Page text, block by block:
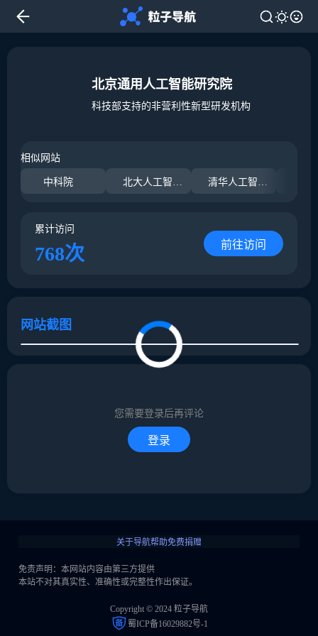
北京通用人工智能研究院
科技部支持的非营利性新型研发机构
相似网站
中科院 北大人工智能研究院 清华人工智能研究院
累计访问
768次 前往访问
网站截图
您需要登录后再评论
登录
关于导航帮助免费捐赠
免责声明：本网站内容由第三方提供
本站不对其真实性、准确性或完整性作出保证。
Copyright © 2024 粒子导航
蜀ICP备16029882号-1
取消 回复